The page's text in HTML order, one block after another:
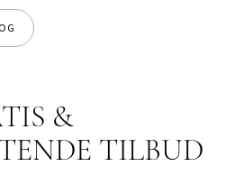
&
TILBUD